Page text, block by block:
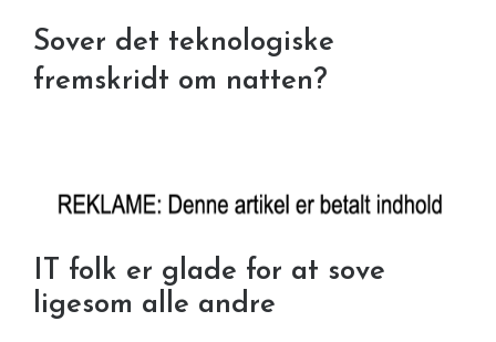
Sover det teknologiske
fremskridt om natten?
IT folk er glade for at sove
ligesom alle andre